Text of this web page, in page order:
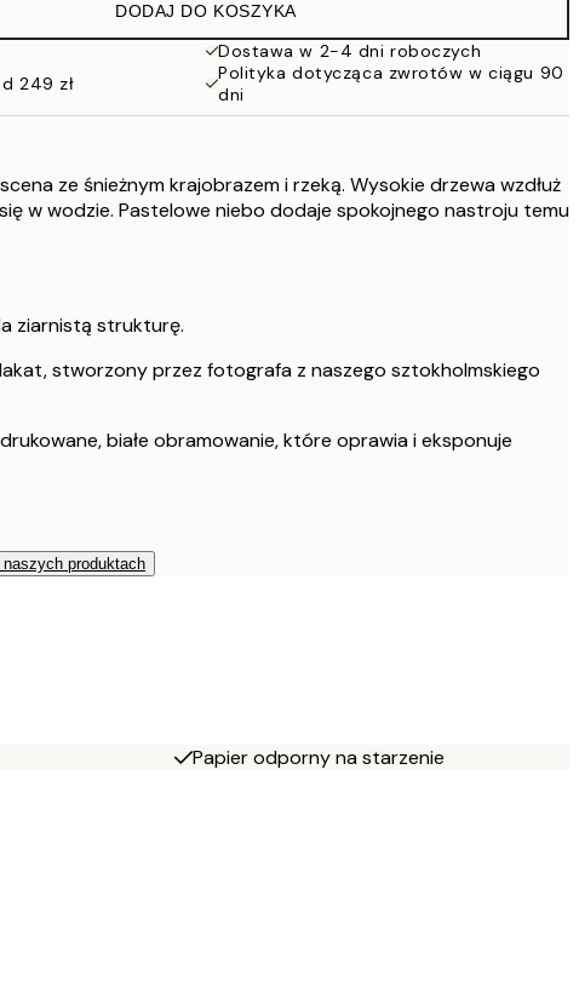
DODAJ DO KOSZYKA
Dostawa w 2-4 dni roboczych
249 zł
Polityka dotycząca zwrotów w ciągu 90
dni
ze śnieżnym krajobrazem i rzeką. Wysokie drzewa wzdłuż
w wodzie. Pastelowe niebo dodaje spokojnego nastroju temu
ziarnistą strukturę.
stworzony przez fotografa z naszego sztokholmskiego
białe obramowanie, które oprawia i eksponuje
produktach
Papier odporny na starzenie